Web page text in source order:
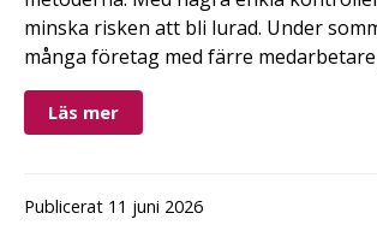
minska risken att bli lurad. Under
många företag med färre
Läs mer
Publicerat 11 juni 2026